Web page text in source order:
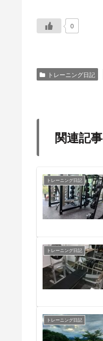
0
トレーニング日記
関連記事
トレーニング日記
トレーニング日記
トレーニング日記